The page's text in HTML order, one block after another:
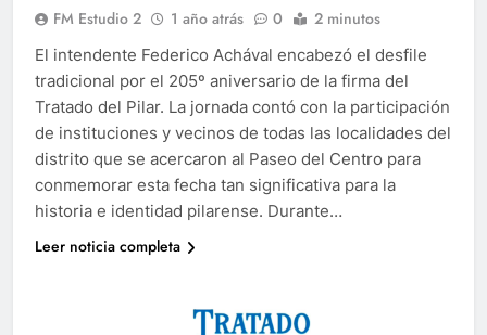
FM Estudio 2 1 año atrás 0 2 minutos
El intendente Federico Achával encabezó el desfile
tradicional por el 205º aniversario de la firma del
Tratado del Pilar. La jornada contó con la participación
de instituciones y vecinos de todas las localidades del
distrito que se acercaron al Paseo del Centro para
conmemorar esta fecha tan significativa para la
historia e identidad pilarense. Durante…
Leer noticia completa